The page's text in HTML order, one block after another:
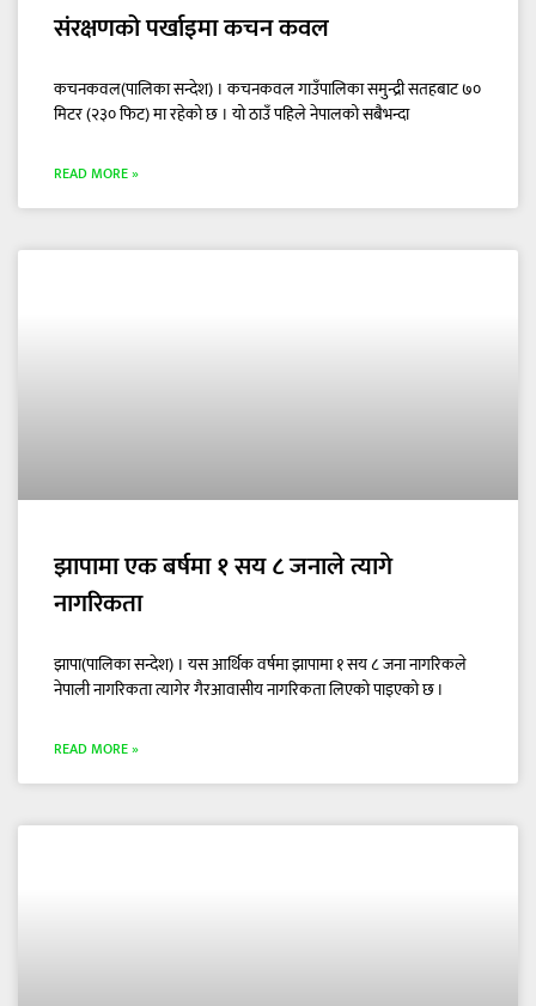
संरक्षणको पर्खाइमा कचन कवल
कचनकवल(पालिका सन्देश) । कचनकवल गाउँपालिका समुन्द्री सतहबाट ७०
मिटर (२३० फिट) मा रहेको छ । यो ठाउँ पहिले नेपालको सबैभन्दा
READ MORE »
झापामा एक बर्षमा १ सय ८ जनाले त्यागे
नागरिकता
झापा(पालिका सन्देश) । यस आर्थिक वर्षमा झापामा १ सय ८ जना नागरिकले
नेपाली नागरिकता त्यागेर गैरआवासीय नागरिकता लिएको पाइएको छ ।
READ MORE »